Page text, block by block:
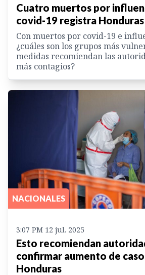
Cuatro muertos por
covid-19 registra
Con muertos por covid-19 e
¿cuáles son los grupos más
medidas recomiendan las
más contagios?
NACIONALES
3:07 PM 12 jul. 2025
Esto recomiendan
confirmar aumento de
Honduras